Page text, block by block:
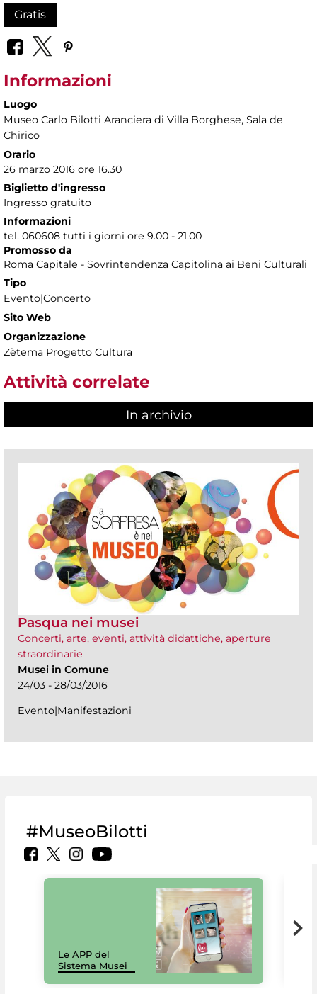
Gratis
Informazioni
Luogo
Museo Carlo Bilotti Aranciera di Villa Borghese, Sala de
Chirico
Orario
26 marzo 2016 ore 16.30
Biglietto d'ingresso
Ingresso gratuito
Informazioni
tel. 060608 tutti i giorni ore 9.00 - 21.00
Promosso da
Roma Capitale - Sovrintendenza Capitolina ai Beni Culturali
Tipo
Evento|Concerto
Sito Web
Organizzazione
Zètema Progetto Cultura
Attività correlate
In archivio
Pasqua nei musei
Concerti, arte, eventi, attività didattiche, aperture
straordinarie
Musei in Comune
24/03 - 28/03/2016
Evento|Manifestazioni
#MuseoBilotti
Le APP del
Sistema Musei